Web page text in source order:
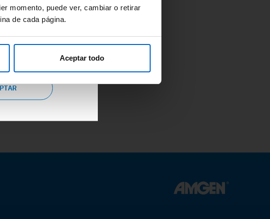
momento, puede ver, cambiar o retirar
de cada página.
Aceptar todo
ser
Fisiopatología